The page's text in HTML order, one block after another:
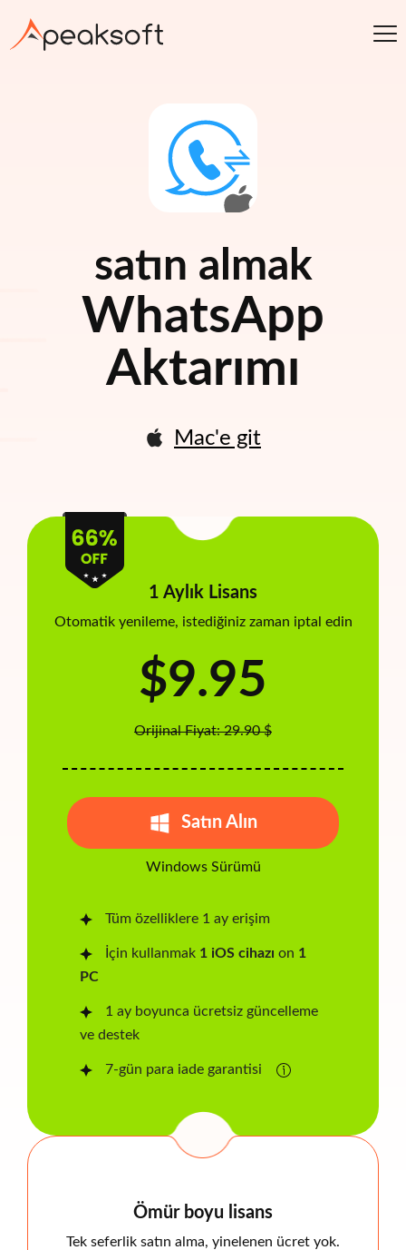
satın almak
WhatsApp
Aktarımı
Mac'e git
1 Aylık Lisans
Otomatik yenileme, istediğiniz zaman iptal edin
$9.95
Orijinal Fiyat: 29.90 $
Satın Alın
Windows Sürümü
Tüm özelliklere 1 ay erişim
İçin kullanmak 1 iOS cihazı on 1
PC
1 ay boyunca ücretsiz güncelleme
ve destek
7-gün para iade garantisi
Ömür boyu lisans
Tek seferlik satın alma, yinelenen ücret yok.